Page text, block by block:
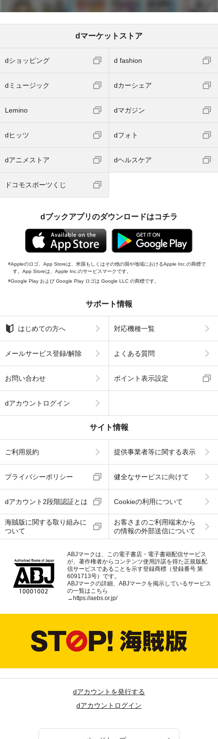
dマーケットストア
dショッピング d fashion
dミュージック dカーシェア
Lemino dマガジン
dヒッツ dフォト
dアニメストア dヘルスケア
ドコモスポーツくじ
dブックアプリのダウンロードはコチラ
Appleのロゴ、App Storeは、米国もしくはその他の国や地域におけるApple Inc.の商標で
す。App Storeは、Apple Inc.のサービスマークです。
Google Play および Google Play ロゴは Google LLC の商標です。
サポート情報
はじめての方へ 対応機種一覧
メールサービス登録/解除 よくある質問
お問い合わせ ポイント表示設定
dアカウントログイン
サイト情報
ご利用規約 提供事業者等に関する表示
プライバシーポリシー 健全なサービスに向けて
dアカウント2段階認証とは Cookieの利用について
海賊版に関する取り組みに
ついて
お客さまのご利用端末から
の情報の外部送信について
ABJマークは、この電子書店・電子書籍配信サービス
が、著作権者からコンテンツ使用許諾を得た正規版配
信サービスであることを示す登録商標（登録番号 第
6091713号）です。
ABJマークの詳細、ABJマークを掲示しているサービス
の一覧はこちら
→ https://aebs.or.jp/
dアカウントを発行する
dアカウントログイン